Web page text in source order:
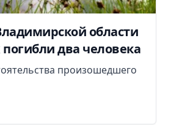
области
два человека
произошедшего